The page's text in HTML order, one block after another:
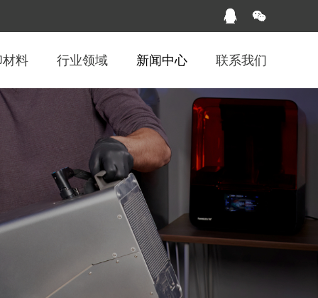
材料 行业领域 新闻中心 联系我们